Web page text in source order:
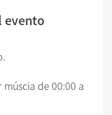
evento
de 00:00 a